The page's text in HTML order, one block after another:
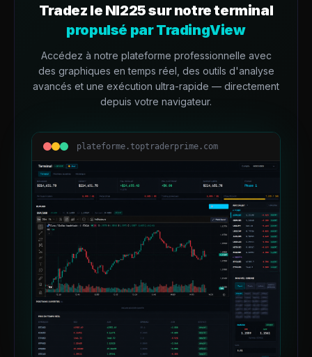
Tradez le NI225sur notre terminal
propulsé par TradingView
Accédez à notre plateforme professionnelle avec
des graphiques en temps réel, des outils d'analyse
avancés et une exécution ultra-rapide — directement
depuis votre navigateur.
plateforme.toptraderprime.com